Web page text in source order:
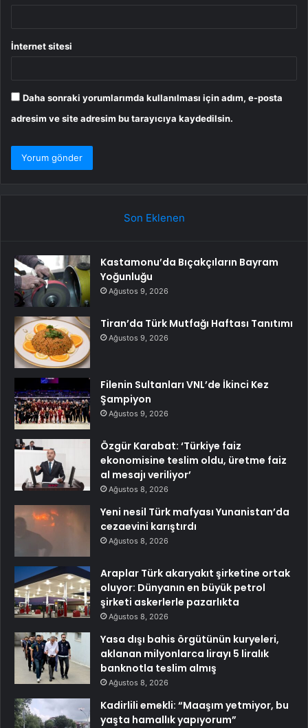
İnternet sitesi
Daha sonraki yorumlarımda kullanılması için adım, e-posta
adresim ve site adresim bu tarayıcıya kaydedilsin.
Son Eklenen
Kastamonu’da Bıçakçıların Bayram
Yoğunluğu
Ağustos 9, 2026
Tiran’da Türk Mutfağı Haftası Tanıtımı
Ağustos 9, 2026
Filenin Sultanları VNL’de İkinci Kez
Şampiyon
Ağustos 9, 2026
Özgür Karabat: ‘Türkiye faiz
ekonomisine teslim oldu, üretme faiz
al mesajı veriliyor’
Ağustos 8, 2026
Yeni nesil Türk mafyası Yunanistan’da
cezaevini karıştırdı
Ağustos 8, 2026
Araplar Türk akaryakıt şirketine ortak
oluyor: Dünyanın en büyük petrol
şirketi askerlerle pazarlıkta
Ağustos 8, 2026
Yasa dışı bahis örgütünün kuryeleri,
aklanan milyonlarca lirayı 5 liralık
banknotla teslim almış
Ağustos 8, 2026
Kadirlili emekli: “Maaşım yetmiyor, bu
yaşta hamallık yapıyorum”